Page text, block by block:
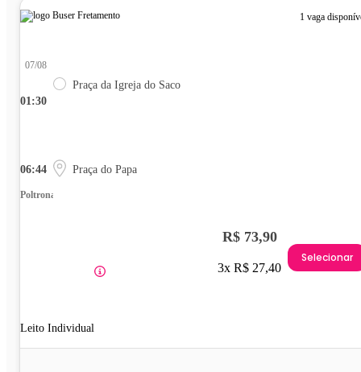
1 vaga
01:30
07/08
Praça da Igreja do Saco
06:44 Praça do Papa
Poltrona
Leito Individual
R$ 73,90
3x R$ 27,40
Selecionar